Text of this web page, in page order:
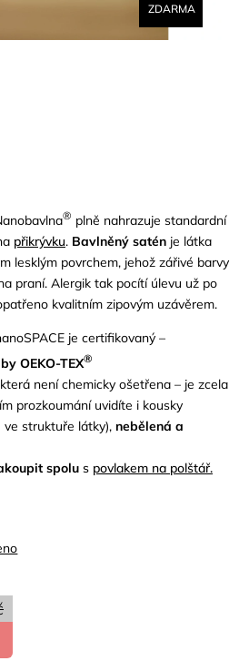
ZDARMA
® plně nahrazuje standardní
přikrývku. Bavlněný satén je látka
lesklým povrchem, jehož zářivé barvy
praní. Alergik tak pocítí úlevu už po
kvalitním zipovým uzávěrem.
je certifikovaný –
OEKO-TEX®
není chemicky ošetřena – je zcela
prozkoumání uvidíte i kousky
struktuře látky), nebělená a
spolu s povlakem na polštář.